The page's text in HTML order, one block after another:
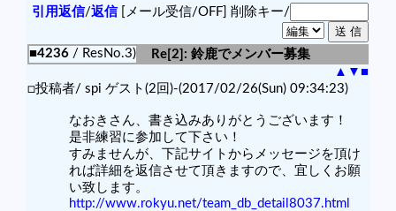
引用返信/返信[メール受信/OFF] 削除キー/
■4236 / ResNo.3)
Re[2]: 鈴鹿でメンバー募集
▲ ▼ ■
□投稿者/ spi ゲスト(2回)-(2017/02/26(Sun) 09:34:23)
なおきさん、書き込みありがとうございます！
是非練習に参加して下さい！
すみませんが、下記サイトからメッセージを頂け
れば詳細を返信させて頂きますので、宜しくお願
い致します。
http://www.rokyu.net/team_db_detail8037.html